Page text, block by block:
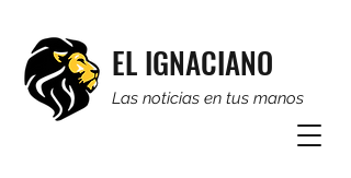
EL IGNACIANO
Las noticias en tus manos